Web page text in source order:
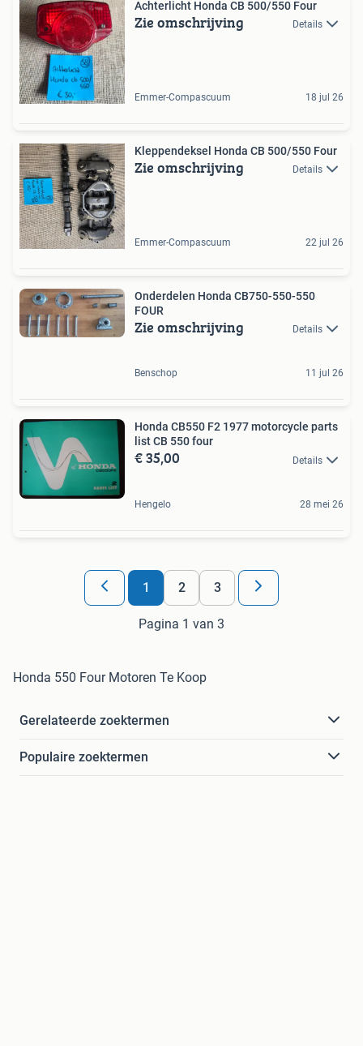
Achterlicht Honda CB 500/550 Four
Zie omschrijving Details
Emmer-Compascuum 18 jul 26
Kleppendeksel Honda CB 500/550 Four
Zie omschrijving Details
Emmer-Compascuum 22 jul 26
Onderdelen Honda CB750-550-550
FOUR
Zie omschrijving Details
Benschop 11 jul 26
Honda CB550 F2 1977 motorcycle parts
list CB 550 four
€ 35,00 Details
Hengelo 28 mei 26
1 2 3
Pagina 1 van 3
Honda 550 Four Motoren Te Koop
Gerelateerde zoektermen
Populaire zoektermen